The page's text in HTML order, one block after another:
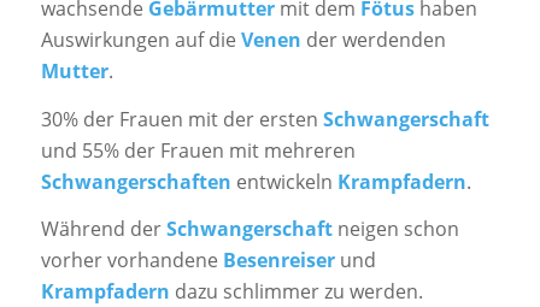
wachsende Gebärmuttermit dem Fötushaben
Auswirkungen auf die Venen der werdenden
Mutter.
30% der Frauen mit der ersten Schwangerschaft
und 55% der Frauen mit mehreren
Schwangerschaften entwickeln Krampfadern.
Während derSchwangerschaftneigen schon
vorher vorhandene Besenreiserund
Krampfadern dazu schlimmer zu werden.